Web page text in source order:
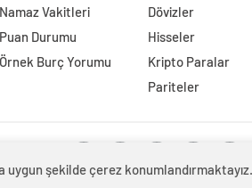
Namaz Vakitleri
Puan Durumu
Örnek Burç Yorumu
Dövizler
Hisseler
Kripto Paralar
Pariteler
uygun şekilde çerez